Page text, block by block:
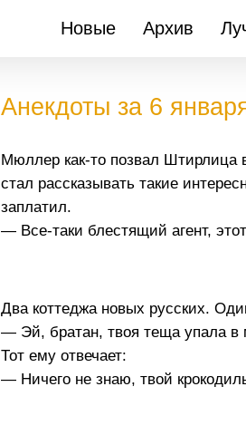
Новые Архив
Анекдоты за 6
Мюллер как-то позвал Штирлица
стал рассказывать такие
заплатил.
— Все-таки блестящий агент,
Два коттеджа новых русских.
— Эй, братан, твоя теща упала в
Тот ему отвечает:
— Ничего не знаю, твой